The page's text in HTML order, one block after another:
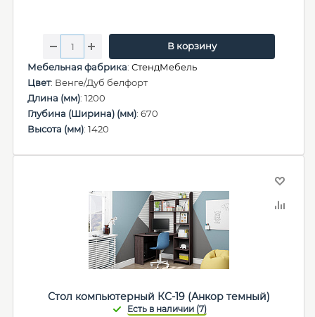
В корзину
Мебельная фабрика: СтендМебель
Цвет: Венге/Дуб белфорт
Длина (мм): 1200
Глубина (Ширина) (мм): 670
Высота (мм): 1420
Стол компьютерный КС-19 (Анкор темный)